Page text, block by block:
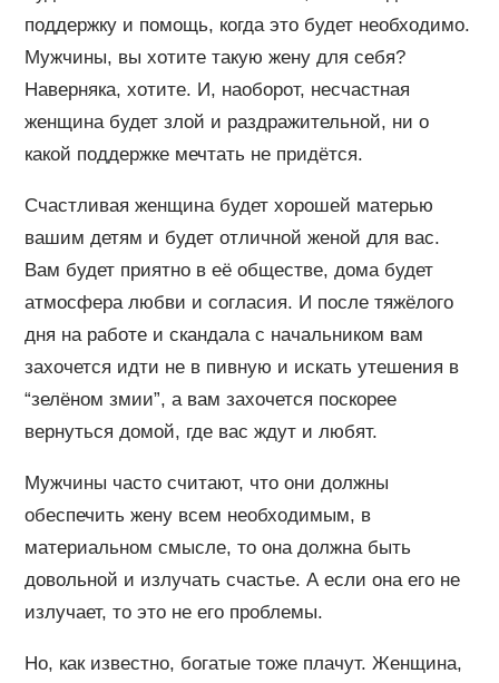
поддержку и помощь, когда это будет необходимо.
Мужчины, вы хотите такую жену для себя?
Наверняка, хотите. И, наоборот, несчастная
женщина будет злой и раздражительной, ни о
какой поддержке мечтать не придётся.
Счастливая женщина будет хорошей матерью
вашим детям и будет отличной женой для вас.
Вам будет приятно в её обществе, дома будет
атмосфера любви и согласия. И после тяжёлого
дня на работе и скандала с начальником вам
захочется идти не в пивную и искать утешения в
“зелёном змии”, а вам захочется поскорее
вернуться домой, где вас ждут и любят.
Мужчины часто считают, что они должны
обеспечить жену всем необходимым, в
материальном смысле, то она должна быть
довольной и излучать счастье. А если она его не
излучает, то это не его проблемы.
Но, как известно, богатые тоже плачут. Женщина,